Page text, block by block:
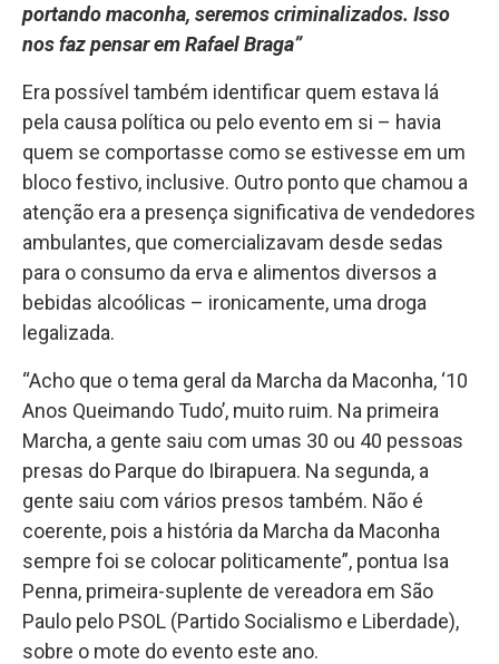
portando maconha, seremos criminalizados. Isso
nos faz pensar em Rafael Braga”
Era possível também identificar quem estava lá
pela causa política ou pelo evento em si – havia
quem se comportasse como se estivesse em um
bloco festivo, inclusive. Outro ponto que chamou a
atenção era a presença significativa de vendedores
ambulantes, que comercializavam desde sedas
para o consumo da erva e alimentos diversos a
bebidas alcoólicas – ironicamente, uma droga
legalizada.
“Acho que o tema geral da Marcha da Maconha, ‘10
Anos Queimando Tudo’, muito ruim. Na primeira
Marcha, a gente saiu com umas 30 ou 40 pessoas
presas do Parque do Ibirapuera. Na segunda, a
gente saiu com vários presos também. Não é
coerente, pois a história da Marcha da Maconha
sempre foi se colocar politicamente”, pontua Isa
Penna, primeira-suplente de vereadora em São
Paulo pelo PSOL (Partido Socialismo e Liberdade),
sobre o mote do evento este ano.